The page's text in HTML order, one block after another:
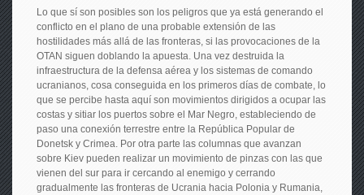
Lo que sí son posibles son los peligros que ya está generando el
conflicto en el plano de una probable extensión de las
hostilidades más allá de las fronteras, si las provocaciones de la
OTAN siguen doblando la apuesta. Una vez destruida la
infraestructura de la defensa aérea y los sistemas de comando
ucranianos, cosa conseguida en los primeros días de combate, lo
que se percibe hasta aquí son movimientos dirigidos a ocupar las
costas y sitiar los puertos sobre el Mar Negro, estableciendo de
paso una conexión terrestre entre la República Popular de
Donetsk y Crimea. Por otra parte las columnas que avanzan
sobre Kiev pueden realizar un movimiento de pinzas con las que
vienen del sur para ir cercando al enemigo y cerrando
gradualmente las fronteras de Ucrania hacia Polonia y Rumania,